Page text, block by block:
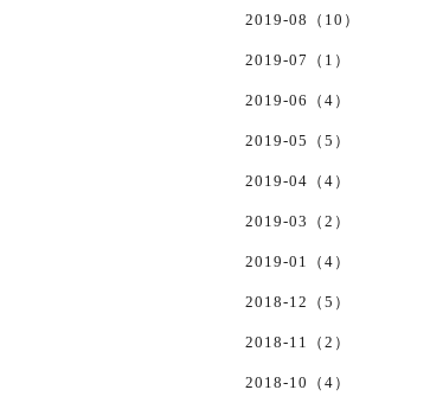
2019-08（10）
2019-07（1）
2019-06（4）
2019-05（5）
2019-04（4）
2019-03（2）
2019-01（4）
2018-12（5）
2018-11（2）
2018-10（4）